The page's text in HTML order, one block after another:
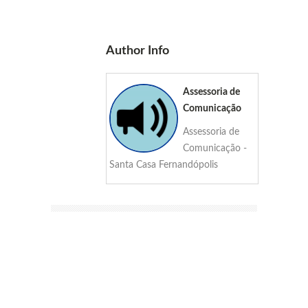
Author Info
Assessoria de
Comunicação
Assessoria de
Comunicação -
Santa Casa Fernandópolis